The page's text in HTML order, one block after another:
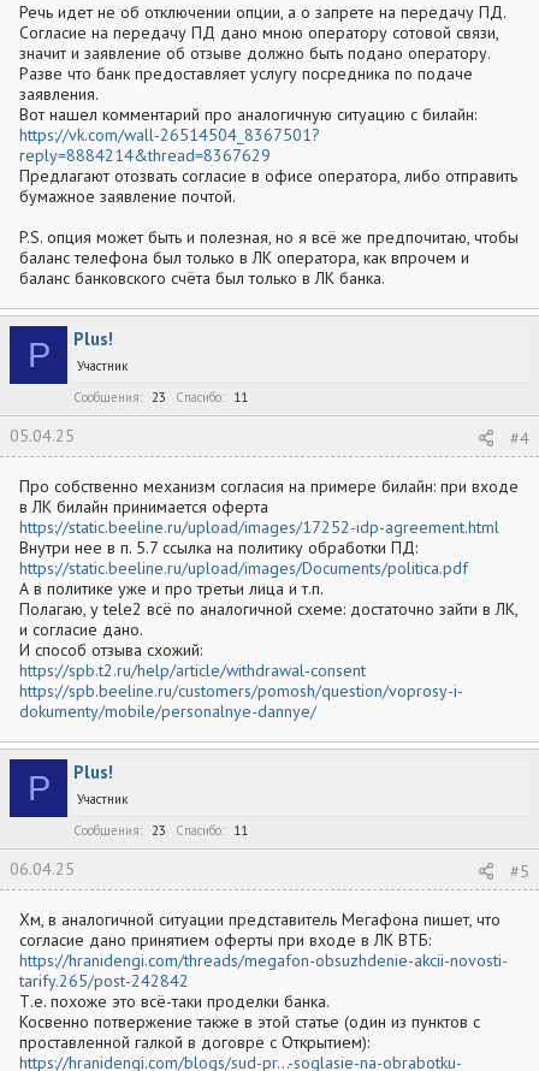
Речь идет не об отключении опции, а о запрете на передачу ПД.
Согласие на передачу ПД дано мною оператору сотовой связи,
значит и заявление об отзыве должно быть подано оператору.
Разве что банк предоставляет услугу посредника по подаче
заявления.
Вот нашел комментарий про аналогичную ситуацию с билайн:
https://vk.com/wall-26514504_8367501?
reply=8884214&thread=8367629
Предлагают отозвать согласие в офисе оператора, либо отправить
бумажное заявление почтой.
P.S. опция может быть и полезная, но я всё же предпочитаю, чтобы
баланс телефона был только в ЛК оператора, как впрочем и
баланс банковского счёта был только в ЛК банка.
P Plus!
Участник
Сообщения
23 Спасибо 11
05.04.25 #4
Про собственно механизм согласия на примере билайн: при входе
в ЛК билайн принимается оферта
https://static.beeline.ru/upload/images/17252-idp-agreement.html
Внутри нее в п. 5.7 ссылка на политику обработки ПД:
https://static.beeline.ru/upload/images/Documents/politica.pdf
А в политике уже и про третьи лица и т.п.
Полагаю, у tele2 всё по аналогичной схеме: достаточно зайти в ЛК,
и согласие дано.
И способ отзыва схожий:
https://spb.t2.ru/help/article/withdrawal-consent
https://spb.beeline.ru/customers/pomosh/question/voprosy-i-
dokumenty/mobile/personalnye-dannye/
P Plus!
Участник
Сообщения
23 Спасибо 11
06.04.25 #5
Хм, в аналогичной ситуации представитель Мегафона пишет, что
согласие дано принятием оферты при входе в ЛК ВТБ:
https://hranidengi.com/threads/megafon-obsuzhdenie-akcii-novosti-
tarify.265/post-242842
Т.е. похоже это всё-таки проделки банка.
Косвенно потвержение также в этой статье (один из пунктов с
проставленной галкой в договре с Открытием):
https://hranidengi.com/blogs/sud-pr...-soglasie-na-obrabotku-